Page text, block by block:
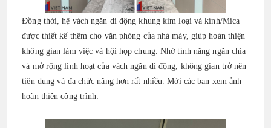
Đồng thời, hệ vách ngăn di động khung kim loại và kính/Mica
được thiết kế thêm cho văn phòng của nhà máy, giúp hoàn thiện
không gian làm việc và hội họp chung. Nhờ tính năng ngăn chia
và mở rộng linh hoạt của vách ngăn di động, không gian trở nên
tiện dụng và đa chức năng hơn rất nhiều. Mời các bạn xem ảnh
hoàn thiện công trình: